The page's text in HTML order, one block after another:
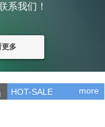
系我们！
更多
more
HOT-SALE